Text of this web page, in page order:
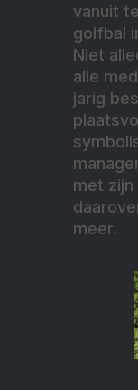
vanuit
golfbal
Niet
alle
jarig
met zijn
meer.